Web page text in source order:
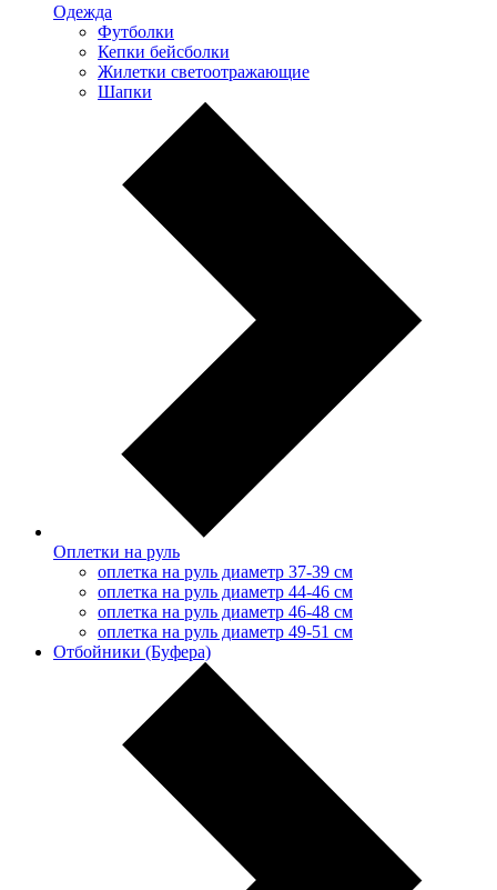
Одежда
Футболки
Кепки бейсболки
Жилетки светоотражающие
Шапки
Оплетки на руль
оплетка на руль диаметр 37-39 см
оплетка на руль диаметр 44-46 см
оплетка на руль диаметр 46-48 см
оплетка на руль диаметр 49-51 см
Отбойники (Буфера)